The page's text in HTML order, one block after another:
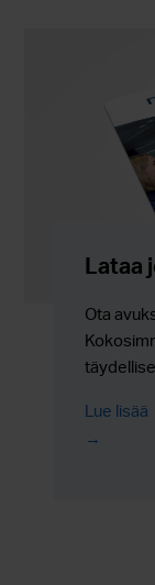
Lataa
Ota
Lue lisää